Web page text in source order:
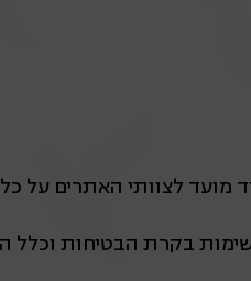
לצוותי האתרים על כלל
בקרת הבטיחות וכלל